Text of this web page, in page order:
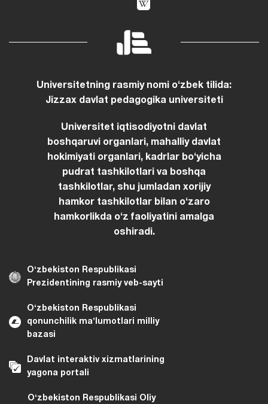
Universitetning rasmiy nomi oʻzbek tilida:
Jizzax davlat pedagogika universiteti
Universitet iqtisodiyotni davlat
boshqaruvi organlari, mahalliy davlat
hokimiyati organlari, kadrlar boʻyicha
pudrat tashkilotlari va boshqa
tashkilotlar, shu jumladan xorijiy
hamkor tashkilotlar bilan oʻzaro
hamkorlikda oʻz faoliyatini amalga
oshiradi.
Oʻzbekiston Respublikasi
Prezidentining rasmiy veb-sayti
Oʻzbekiston Respublikasi
qonunchilik maʼlumotlari milliy
bazasi
Davlat interaktiv xizmatlarining
yagona portali
Oʻzbekiston Respublikasi Oliy